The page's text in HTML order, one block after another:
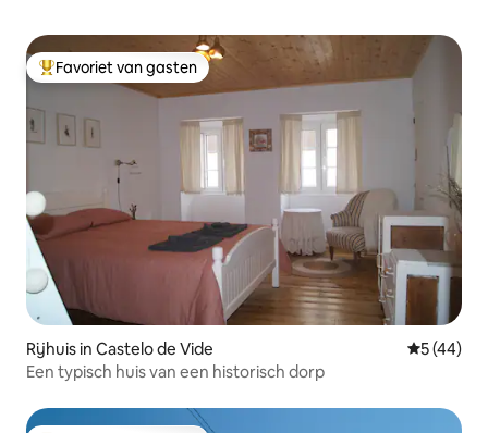
Topfavoriet van gasten
Favoriet van gasten
Rijhuis in Castelo de Vide
5 (44)
Een typisch huis van een historisch dorp